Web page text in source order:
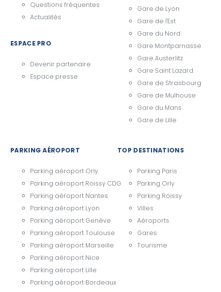
Questions fréquentes
Actualités
ESPACE PRO
Devenir partenaire
Espace presse
Gare de Lyon
Gare de l'Est
Gare du Nord
Gare Montparnasse
Gare Austerlitz
Gare Saint Lazard
Gare de Strasbourg
Gare de Mulhouse
Gare du Mans
Gare de Lille
PARKING AÉROPORT
Parking aéroport Orly
Parking aéroport Roissy CDG
Parking aéroport Nantes
Parking aéroport Lyon
Parking aéroport Genève
Parking aéroport Toulouse
Parking aéroport Marseille
Parking aéroport Nice
Parking aéroport Lille
Parking aéroport Bordeaux
TOP DESTINATIONS
Parking Paris
Parking Orly
Parking Roissy
Villes
Aéroports
Gares
Tourisme